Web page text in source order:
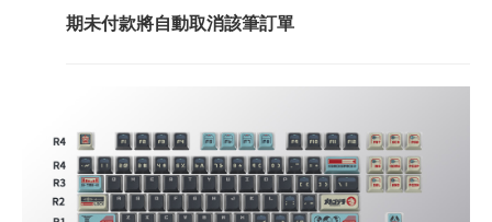
期未付款將自動取消該筆訂單